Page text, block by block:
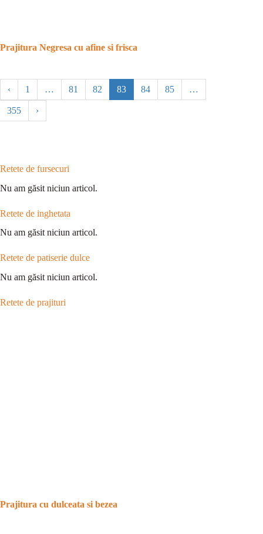
Prajitura Negresa cu afine si frisca
‹ 1 … 81 82 83 84 85 …
355 ›
Retete de fursecuri
Nu am găsit niciun articol.
Retete de inghetata
Nu am găsit niciun articol.
Retete de patiserie dulce
Nu am găsit niciun articol.
Retete de prajituri
Prajitura cu dulceata si bezea